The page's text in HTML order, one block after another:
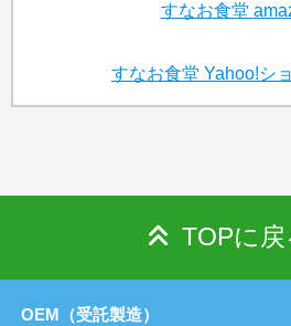
すなお食堂
すなお食堂 Yahoo!シ
TOPに戻
OEM（受託製造）